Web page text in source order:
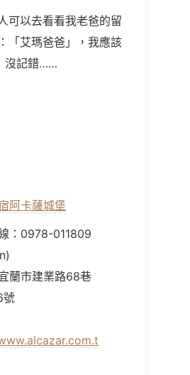
可以去看看我老爸的留
「艾瑪爸爸」，我應該
沒記錯……
阿卡薩城堡
：0978-011809
蘭市建業路68巷
號